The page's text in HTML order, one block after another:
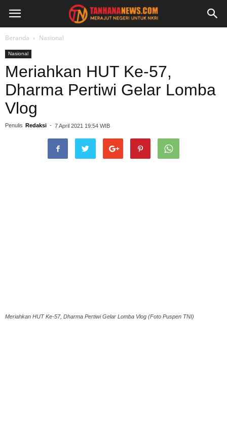
Beranda Nasional
Nasional
Meriahkan HUT Ke-57,
Dharma Pertiwi Gelar Lomba
Vlog
Penulis Redaksi - 7 April 2021 19:54 WIB
Meriahkan HUT Ke-57, Dharma Pertiwi Gelar Lomba Vlog (Foto Puspen TNI)